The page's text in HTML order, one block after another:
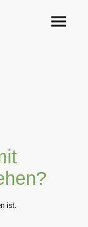
ist.